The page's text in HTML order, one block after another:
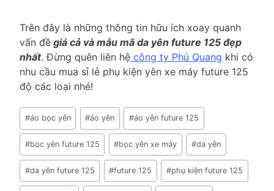
Trên đây là những thông tin hữu ích xoay quanh
vấn đề giá cả và mẫu mã da yên future 125 đẹp
nhất. Đừng quên liên hệ công ty Phú Quang khi có
nhu cầu mua sỉ lẻ phụ kiện yên xe máy future 125
độ các loại nhé!
Post
Tags:
#áo bọc yên #áo yên #áo yên future 125
#bọc yên future 125 #bọc yên xe máy #da yên
#da yên future 125 #future 125 #phụ kiện future 125